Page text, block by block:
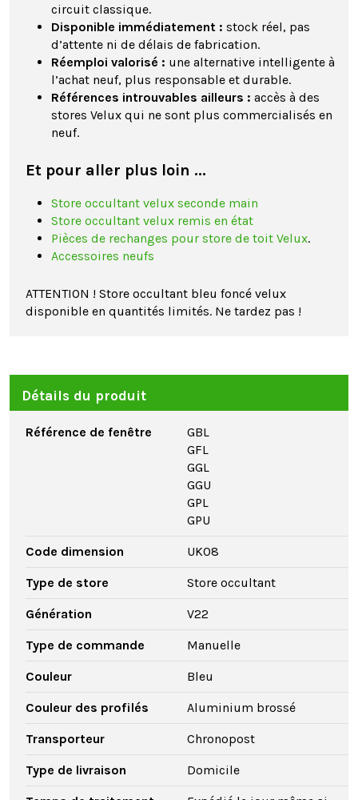
circuit classique.
Disponible immédiatement : stock réel, pas
d’attente ni de délais de fabrication.
Réemploi valorisé : une alternative intelligente à
l’achat neuf, plus responsable et durable.
Références introuvables ailleurs : accès à des
stores Velux qui ne sont plus commercialisés en
neuf.
Et pour aller plus loin ...
Store occultant velux seconde main
Store occultant velux remis en état
Pièces de rechanges pour store de toit Velux.
Accessoires neufs
ATTENTION ! Store occultant bleu foncé velux
disponible en quantités limités. Ne tardez pas !
Détails du produit
Référence de fenêtre
GBL
GFL
GGL
GGU
GPL
GPU
Code dimension UK08
Type de store Store occultant
Génération V22
Type de commande Manuelle
Couleur Bleu
Couleur des profilés Aluminium brossé
Transporteur Chronopost
Type de livraison Domicile